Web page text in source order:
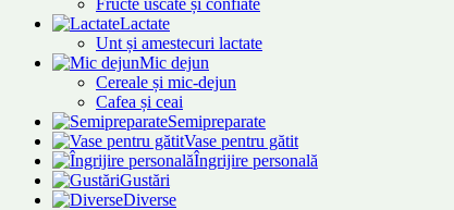
Fructe uscate și confiate
Lactate
Unt și amestecuri lactate
Mic dejun
Cereale și mic-dejun
Cafea și ceai
Semipreparate
Vase pentru gătit
Îngrijire personală
Gustări
Diverse